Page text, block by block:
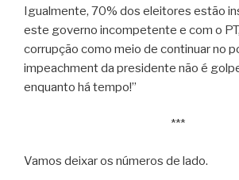
Igualmente, 70% dos eleitores estão
este governo incompetente e com o
corrupção como meio de continuar no
impeachment da presidente não é
enquanto há tempo!”
***
Vamos deixar os números de lado.